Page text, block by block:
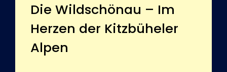
Die Wildschönau – Im
Herzen der Kitzbüheler
Alpen